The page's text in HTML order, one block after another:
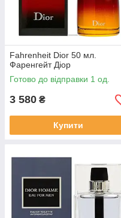
Fahrenheit Dior 50 мл.
Фаренгейт Діор
Готово до відправки 1 од.
3 580 ₴
Купити